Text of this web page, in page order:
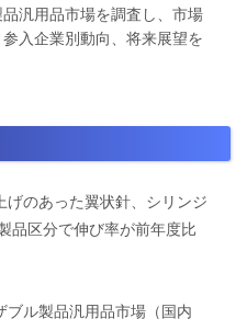
汎用品市場を調査し、市場
入企業別動向、将来展望を
のあった翼状針、シリンジ
品区分で伸び率が前年​度比
ル製品汎用品市場（国内